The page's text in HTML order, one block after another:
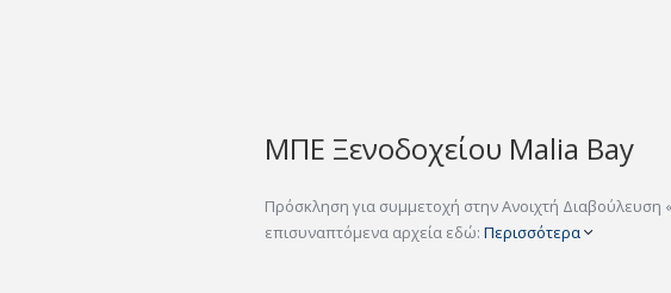
ΜΠΕ Ξενοδοχείου Malia Bay
Πρόσκληση για συμμετοχή στην Ανοιχτή Διαβούλευση
επισυναπτόμενα αρχεία εδώ: Περισσότερα